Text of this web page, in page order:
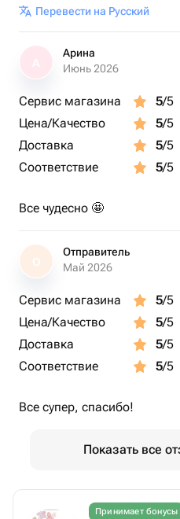
Перевести на Русский
Арина
Июнь 2026
Сервис магазина 5/5
Цена/Качество
5/5
Доставка
5/5
Соответствие
5/5
Все чудесно 🤩
О
Отправитель
Май 2026
Сервис магазина 5/5
Цена/Качество
5/5
Доставка
5/5
Соответствие
5/5
Все супер, спасибо!
Показать все
Принимает бонусы